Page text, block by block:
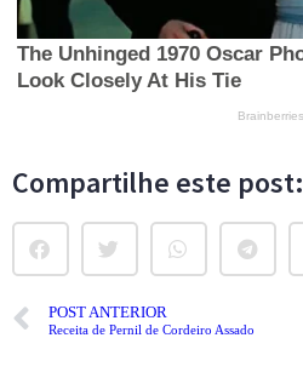
Compartilhe este post:
POST ANTERIOR
Receita de Pernil de Cordeiro Assado